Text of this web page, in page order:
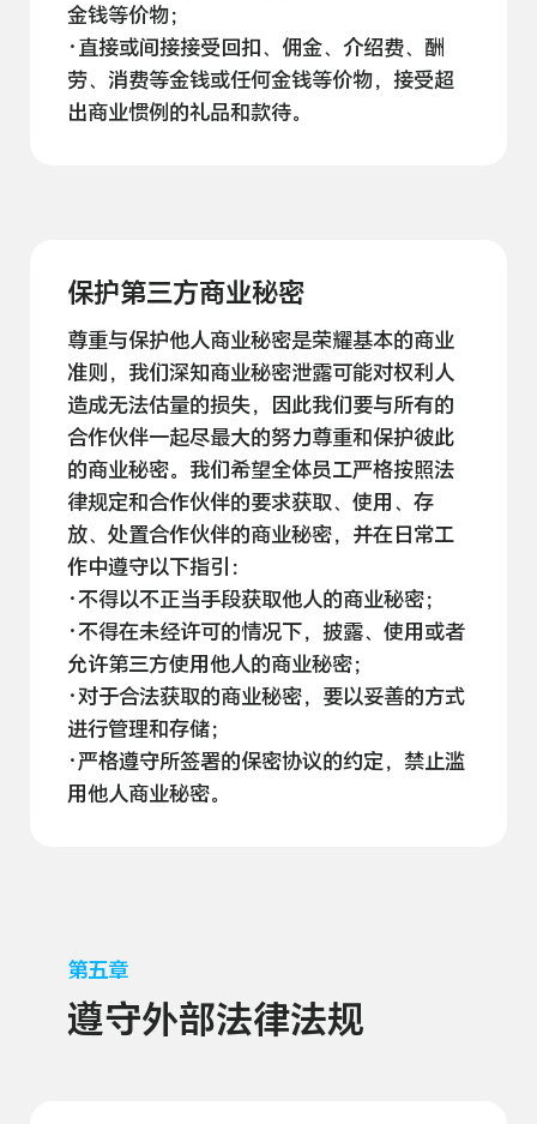
金钱等价物；
·直接或间接接受回扣、佣金、介绍费、酬
劳、消费等金钱或任何金钱等价物，接受超
出商业惯例的礼品和款待。
保护第三方商业秘密
尊重与保护他人商业秘密是荣耀基本的商业
准则，我们深知商业秘密泄露可能对权利人
造成无法估量的损失，因此我们要与所有的
合作伙伴一起尽最大的努力尊重和保护彼此
的商业秘密。我们希望全体员工严格按照法
律规定和合作伙伴的要求获取、使用、存
放、处置合作伙伴的商业秘密，并在日常工
作中遵守以下指引：
·不得以不正当手段获取他人的商业秘密；
·不得在未经许可的情况下，披露、使用或者
允许第三方使用他人的商业秘密；
·对于合法获取的商业秘密，要以妥善的方式
进行管理和存储；
·严格遵守所签署的保密协议的约定，禁止滥
用他人商业秘密。
第五章
遵守外部法律法规